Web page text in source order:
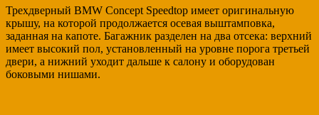
Трехдверный BMW Concept Speedtop имеет оригинальную
крышу, на которой продолжается осевая выштамповка,
заданная на капоте. Багажник разделен на два отсека: верхний
имеет высокий пол, установленный на уровне порога третьей
двери, а нижний уходит дальше к салону и оборудован
боковыми нишами.